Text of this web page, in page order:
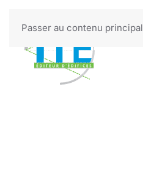
Passer au contenu principal